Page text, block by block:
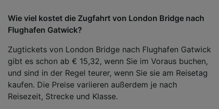
Wie viel kostet die Zugfahrt von London Bridge nach
Flughafen Gatwick?
Zugtickets von London Bridge nach Flughafen Gatwick
gibt es schon ab € 15,32, wenn Sie im Voraus buchen,
und sind in der Regel teurer, wenn Sie sie am Reisetag
kaufen. Die Preise variieren außerdem je nach
Reisezeit, Strecke und Klasse.